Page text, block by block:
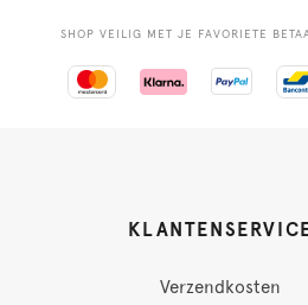
SHOP VEILIG MET JE FAVORIETE
Verzendkosten